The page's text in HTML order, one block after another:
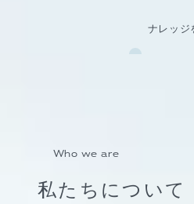
ナレッジ
Who we are
私たちについて